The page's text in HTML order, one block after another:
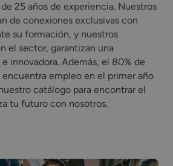
25 años de experiencia. Nuestros
de conexiones exclusivas con
su formación, y nuestros
el sector, garantizan una
innovadora. Además, el 80% de
encuentra empleo en el primer año
catálogo para encontrar el
tu futuro con nosotros.